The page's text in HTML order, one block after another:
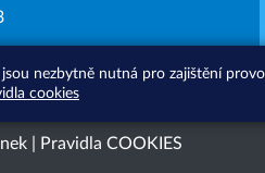
Pravidla COOKIES
nezbytně nutná pro zajištění
cookies